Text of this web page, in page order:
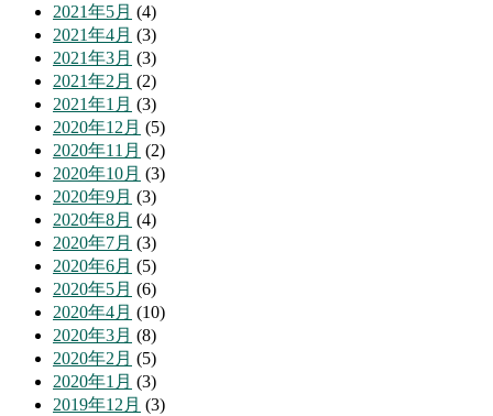
2021年5月 (4)
2021年4月 (3)
2021年3月 (3)
2021年2月 (2)
2021年1月 (3)
2020年12月 (5)
2020年11月 (2)
2020年10月 (3)
2020年9月 (3)
2020年8月 (4)
2020年7月 (3)
2020年6月 (5)
2020年5月 (6)
2020年4月 (10)
2020年3月 (8)
2020年2月 (5)
2020年1月 (3)
2019年12月 (3)